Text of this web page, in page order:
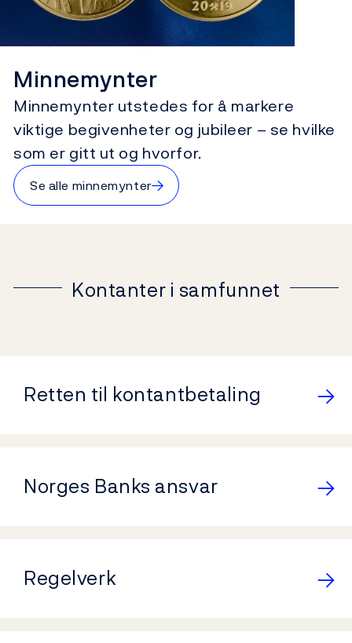
Minnemynter
Minnemynter utstedes for å markere
viktige begivenheter og jubileer – se hvilke
som er gitt ut og hvorfor.
Se alle minnemynter→
Kontanter i samfunnet
Retten til kontantbetaling
Norges Banks ansvar
Regelverk